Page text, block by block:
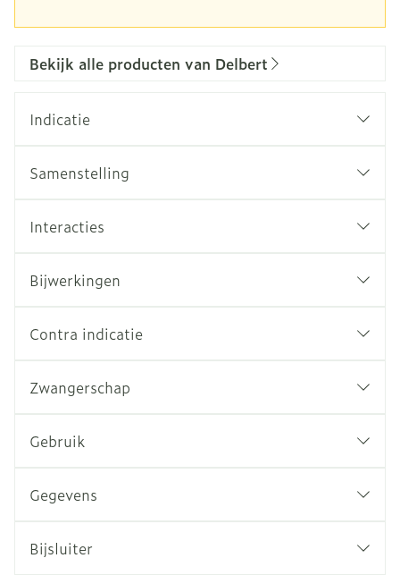
Bekijk alle producten van Delbert
Indicatie
Samenstelling
Interacties
Bijwerkingen
Contra indicatie
Zwangerschap
Gebruik
Gegevens
Bijsluiter